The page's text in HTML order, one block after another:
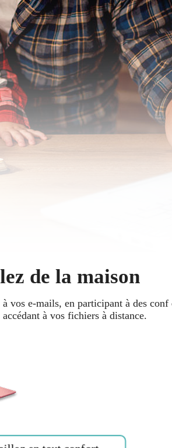
de la maison
e-mails, en participant à des
accédant à vos fichiers à distance.